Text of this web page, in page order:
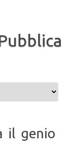
il genio